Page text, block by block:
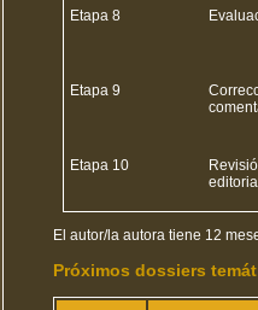
Etapa 8
Etapa 9
Etapa 10
El autor/la autora tiene 12
Próximos dossiers